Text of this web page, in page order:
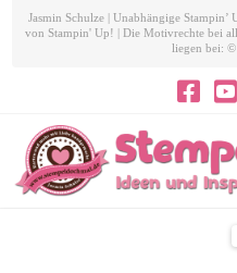
Jasmin Schulze | Unabhängige
von Stampin' Up! | Die Motivrechte bei
liegen bei: